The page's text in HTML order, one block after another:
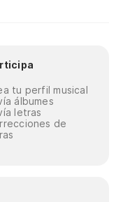
tu perfil musical
álbumes
letras
de